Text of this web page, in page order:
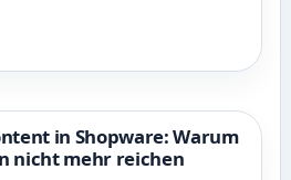
in Shopware: Warum
nicht mehr reichen